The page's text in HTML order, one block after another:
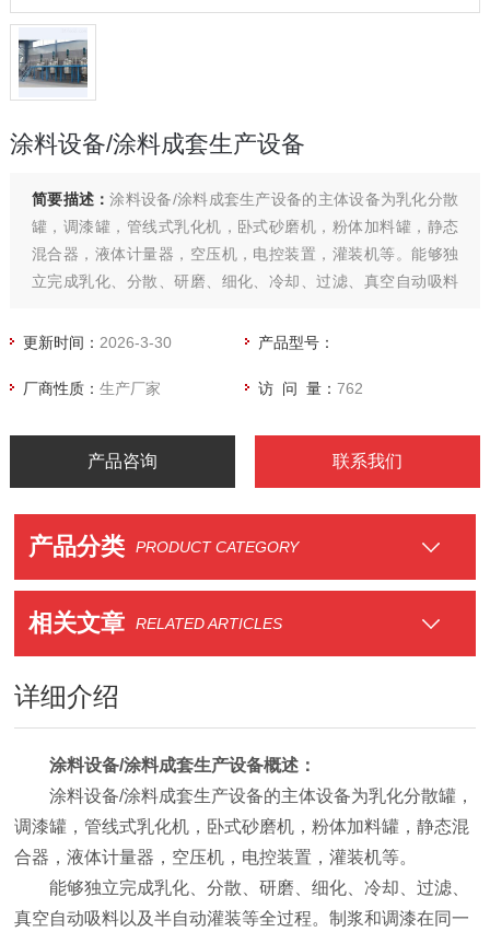
涂料设备/涂料成套生产设备
简要描述：涂料设备/涂料成套生产设备的主体设备为乳化分散
罐，调漆罐，管线式乳化机，卧式砂磨机，粉体加料罐，静态
混合器，液体计量器，空压机，电控装置，灌装机等。能够独
立完成乳化、分散、研磨、细化、冷却、过滤、真空自动吸料
涂料成套设备既可生产水性涂料，也可生产油漆。
更新时间： 2026-3-30 产品型号：
厂商性质： 生产厂家 访 问 量： 762
产品咨询 联系我们
产品分类 PRODUCT CATEGORY
相关文章 RELATED ARTICLES
详细介绍
涂料设备/涂料成套生产设备概述：
涂料设备/涂料成套生产设备的主体设备为乳化分散罐，
调漆罐，管线式乳化机，卧式砂磨机，粉体加料罐，静态混
合器，液体计量器，空压机，电控装置，灌装机等。
能够独立完成乳化、分散、研磨、细化、冷却、过滤、
真空自动吸料以及半自动灌装等全过程。制浆和调漆在同一